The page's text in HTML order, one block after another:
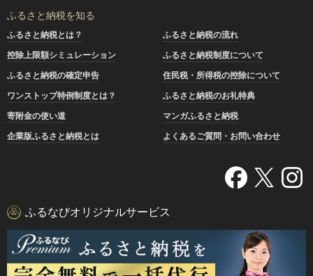
ふるさと納税を知る
ふるさと納税とは？
ふるさと納税の流れ
控除上限額シミュレーション
ふるさと納税制度について
ふるさと納税の確定申告
住民税・所得税の控除について
ワンストップ特例制度とは？
ふるさと納税のお礼特典
寄附金の使い道
マンガふるさと納税
企業版ふるさと納税とは
よくあるご質問・お問い合わせ
ふるなびオリジナルサービス